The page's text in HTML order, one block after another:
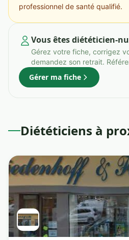
professionnel de santé qualifié.
Vous êtes diététicien-
Gérez votre fiche, corrigez
demandez son retrait.
Gérer ma fiche
Diététiciens à